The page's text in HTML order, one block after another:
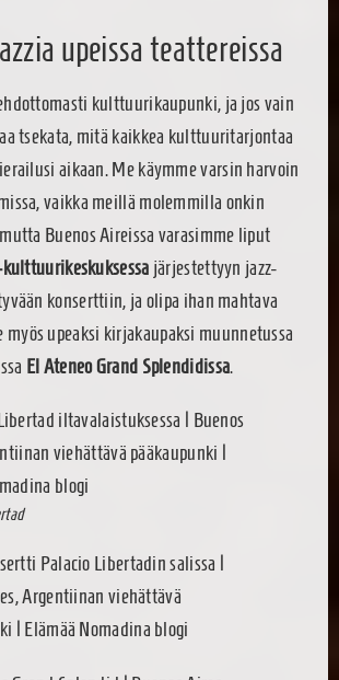
upeissa teattereissa
kulttuurikaupunki, ja jos vain
tsekata, mitä kaikkea kulttuuritarjontaa
aikaan. Me käymme varsin harvoin
vaikka meillä molemmilla onkin
Buenos Aireissa varasimme liput
järjestettyyn jazz-
konserttiin, ja olipa ihan mahtava
myös upeaksi kirjakaupaksi muunnetussa
El Ateneo Grand Splendidissa.